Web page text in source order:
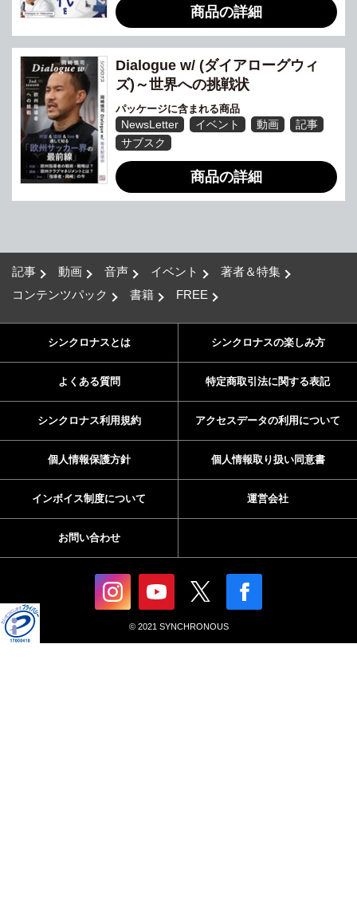
商品の詳細
Dialogue w/ (ダイアローグウィ
ズ)～世界への挑戦状
パッケージに含まれる商品
NewsLetter イベント 動画
記事
サブスク
商品の詳細
記事 動画 音声 イベント
著者＆特集
コンテンツパック
書籍 FREE
シンクロナスとは シンクロナスの楽しみ方
よくある質問 特定商取引法に関する表記
シンクロナス利用規約 アクセスデータの利用について
個人情報保護方針 個人情報取り扱い同意書
インボイス制度について 運営会社
お問い合わせ
© 2021 SYNCHRONOUS